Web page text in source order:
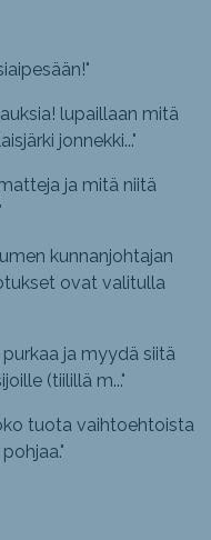
"
lupaillaan mitä
jonnekki..."
ja mitä niitä
"
kunnanjohtajan
ovat valitulla
ja myydä siitä
(tiilillä m..."
tuota vaihtoehtoista
"